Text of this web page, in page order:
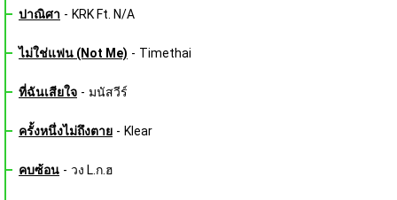
ปาณิศา - KRK Ft. N/A
ไม่ใช่แฟน (Not Me) - Timethai
ที่ฉันเสียใจ - มนัสวีร์
ครั้งหนึ่งไม่ถึงตาย - Klear
คบซ้อน - วง L.ก.ฮ